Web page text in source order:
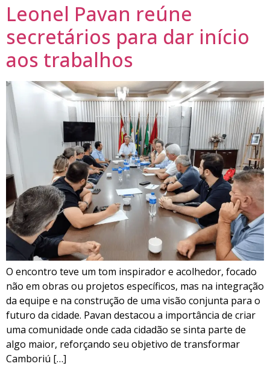
Leonel Pavan reúne
secretários para dar início
aos trabalhos
O encontro teve um tom inspirador e acolhedor, focado
não em obras ou projetos específicos, mas na integração
da equipe e na construção de uma visão conjunta para o
futuro da cidade. Pavan destacou a importância de criar
uma comunidade onde cada cidadão se sinta parte de
algo maior, reforçando seu objetivo de transformar
Camboriú […]